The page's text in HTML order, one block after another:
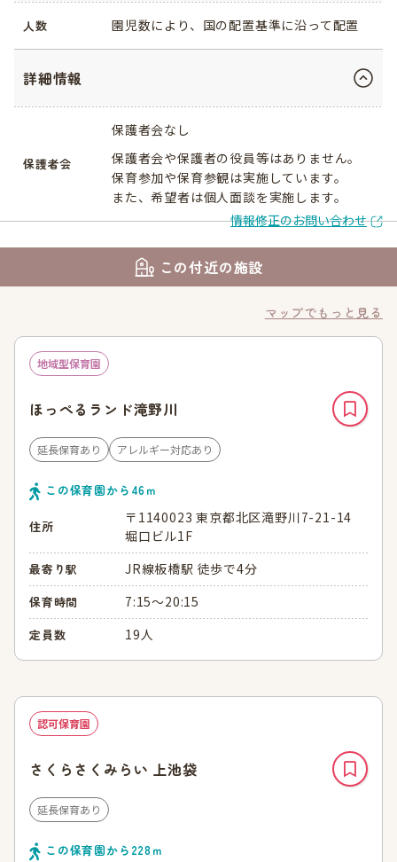
人数 園児数により、国の配置基準に沿って配置
詳細情報
保護者会
保護者会なし
保護者会や保護者の役員等はありません。
保育参加や保育参観は実施しています。
また、希望者は個人面談を実施します。
情報修正のお問い合わせ
この付近の施設
マップでもっと見る
地域型保育園
ほっぺるランド滝野川
延長保育あり アレルギー対応あり
この保育園から 46ｍ
住所
〒1140023 東京都北区滝野川7-21-14
堀口ビル1F
最寄り駅 JR線板橋駅 徒歩で4分
保育時間 7:15～20:15
定員数 19人
認可保育園
さくらさくみらい 上池袋
延長保育あり
この保育園から 228ｍ